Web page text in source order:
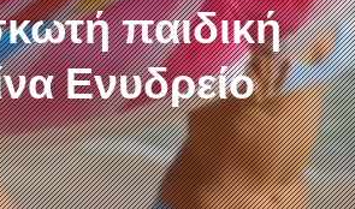
παιδική
Ενυδρείο